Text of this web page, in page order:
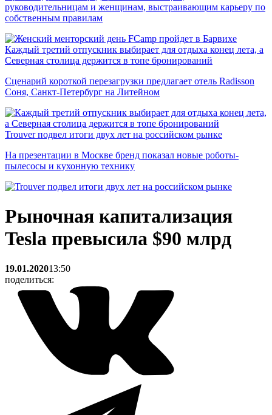
руководительницам и женщинам, выстраивающим карьеру по
собственным правилам
Каждый третий отпускник выбирает для отдыха конец лета, а
Северная столица держится в топе бронирований
Сценарий короткой перезагрузки предлагает отель Radisson
Соня, Санкт-Петербург на Литейном
Trouver подвел итоги двух лет на российском рынке
На презентации в Москве бренд показал новые роботы-
пылесосы и кухонную технику
Рыночная капитализация
Tesla превысила $90 млрд
19.01.202013:50
поделиться: